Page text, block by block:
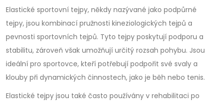
Elastické sportovní tejpy, někdy nazývané jako podpůrné
tejpy, jsou kombinací pružnosti kineziologických tejpů a
pevnosti sportovních tejpů. Tyto tejpy poskytují podporu a
stabilitu, zároveň však umožňují určitý rozsah pohybu. Jsou
ideální pro sportovce, kteří potřebují podpořit své svaly a
klouby při dynamických činnostech, jako je běh nebo tenis.
Elastické tejpy jsou také často používány v rehabilitaci po